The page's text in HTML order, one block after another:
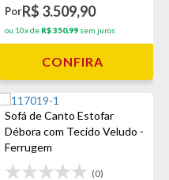
PorR$ 3.509,90
ou 10x de R$ 350,99 sem juros
CONFIRA
Sofá de Canto Estofar
Débora com Tecido Veludo -
Ferrugem
(0)